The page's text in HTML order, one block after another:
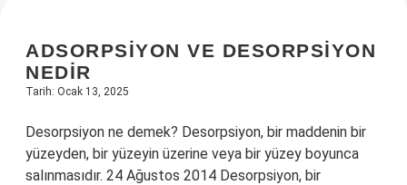
ADSORPSIYON VE DESORPSIYON
NEDIR
Tarih: Ocak 13, 2025
Desorpsiyon ne demek? Desorpsiyon, bir maddenin bir
yüzeyden, bir yüzeyin üzerine veya bir yüzey boyunca
salınmasıdır. 24 Ağustos 2014 Desorpsiyon, bir